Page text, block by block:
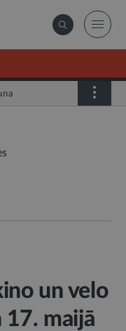
un velo
17. maijā